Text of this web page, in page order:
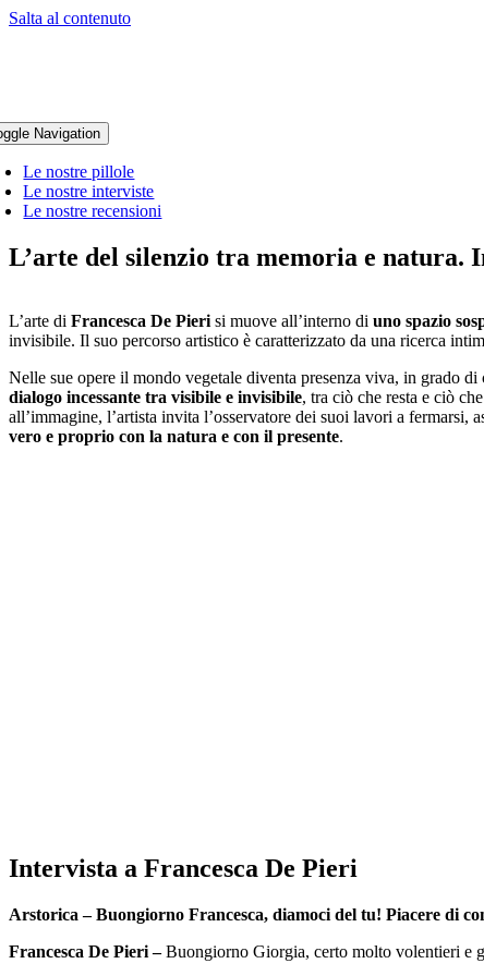
Salta al contenuto
Navigation
Le nostre pillole
Le nostre interviste
Le nostre recensioni
L’arte del silenzio tra memoria e natura.
L’arte di Francesca De Pieri si muove all’interno di uno spazio
invisibile. Il suo percorso artistico è caratterizzato da una ricerca
Nelle sue opere il mondo vegetale diventa presenza viva, in grado
dialogo incessante tra visibile e invisibile, tra ciò che resta e ciò
all’immagine, l’artista invita l’osservatore dei suoi lavori a
vero e proprio con la natura e con il presente.
Intervista a Francesca De Pieri
Arstorica – Buongiorno Francesca, diamoci del tu! Piacere di
Francesca De Pieri –Buongiorno Giorgia, certo molto volentieri e